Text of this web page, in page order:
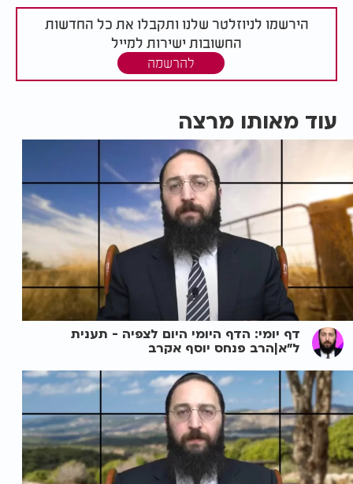
הירשמו לניוזלטר שלנו ותקבלו את כל החדשות
החשובות ישירות למייל
להרשמה
עוד מאותו מרצה
דף יומי: הדף היומי היום לצפיה - תענית
ל"א|הרב פנחס יוסף אקרב